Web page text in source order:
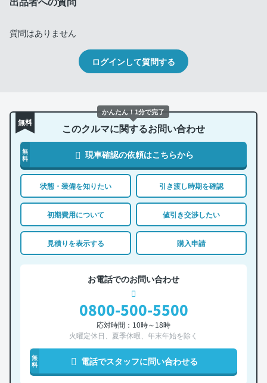
質問はありません
ログインして質問する
無料 このクルマに関するお問い合わせ
無
料
現車確認の依頼はこちらから
状態・装備を知りたい 引き渡し時期を確認
初期費用について 値引き交渉したい
見積りを表示する 購入申請
お電話でのお問い合わせ
0800-500-5500
応対時間：10時～18時
火曜定休日、夏季休暇、年末年始を除く
無
料
電話でスタッフに問い合わせる
かんたん！1分で完了